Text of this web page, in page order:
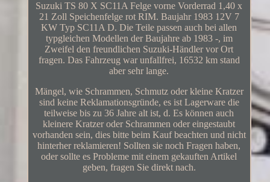
Suzuki TS 80 X SC11A Felge vorne Vorderrad 1,40 x
21 Zoll Speichenfelge rot RIM. Baujahr 1983 12V 7
KW Typ SC11A D. Die Teile passen auch bei allen
typgleichen Modellen der Baujahre ab 1983 -, im
Zweifel den freundlichen Suzuki-Händler vor Ort
fragen. Das Fahrzeug war unfallfrei, 16532 km stand
aber sehr lange.
Mängel, wie Schrammen, Schmutz oder kleine Kratzer
sind keine Reklamationsgründe, es ist Lagerware die
teilweise bis zu 36 Jahre alt ist, d. Es können auch
kleinere Kratzer oder Schrammen oder eingestaubt
vorhanden sein, dies bitte beim Kauf beachten und nicht
hinterher reklamieren! Sollten sie noch Fragen haben,
oder sollte es Probleme mit einem gekauften Artikel
geben, fragen Sie direkt nach.